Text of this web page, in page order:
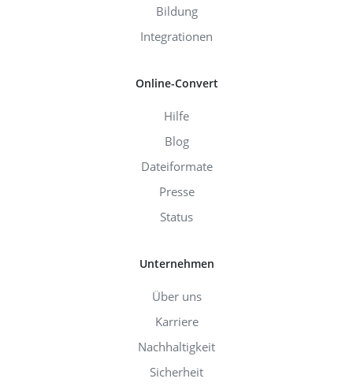
Bildung
Integrationen
Online-Convert
Hilfe
Blog
Dateiformate
Presse
Status
Unternehmen
Über uns
Karriere
Nachhaltigkeit
Sicherheit